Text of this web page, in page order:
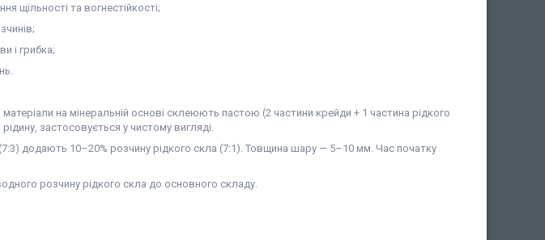
щільності та вогнестійкості;
і грибка;
матеріали на мінеральній основі склеюють пастою (2 частини крейди + 1 частина рідкого
застосовується у чистому вигляді.
додають 10–20% розчину рідкого скла (7:1). Товщина шару — 5–10 мм. Час початку
розчину рідкого скла до основного складу.